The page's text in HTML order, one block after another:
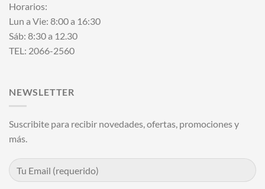
Horarios:
Lun a Vie: 8:00 a 16:30
Sáb: 8:30 a 12.30
TEL: 2066-2560
NEWSLETTER
Suscribite para recibir novedades, ofertas, promociones y
más.